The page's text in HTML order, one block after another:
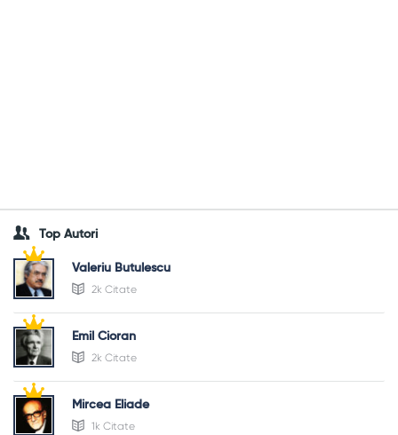
Top Autori
Valeriu Butulescu
2k Citate
Emil Cioran
2k Citate
Mircea Eliade
1k Citate